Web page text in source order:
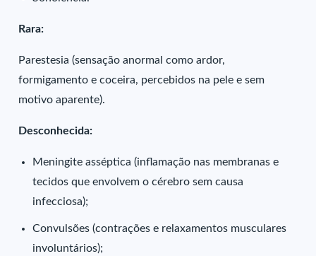
Rara:
Parestesia (sensação anormal como ardor,
formigamento e coceira, percebidos na pele e sem
motivo aparente).
Desconhecida:
Meningite asséptica (inflamação nas membranas e
tecidos que envolvem o cérebro sem causa
infecciosa);
Convulsões (contrações e relaxamentos musculares
involuntários);